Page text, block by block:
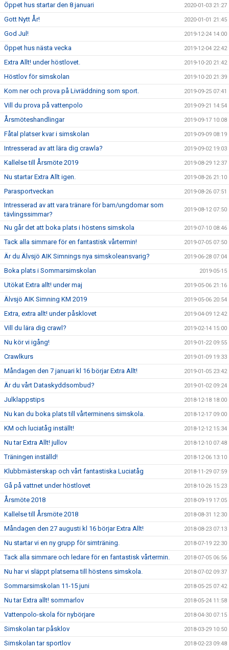
Öppet hus startar den 8 januari 2020-01-03 21:27
Gott Nytt År! 2020-01-01 21:45
God Jul! 2019-12-24 14:00
Öppet hus nästa vecka 2019-12-04 22:42
Extra Allt! under höstlovet. 2019-10-20 21:42
Höstlov för simskolan 2019-10-20 21:39
Kom ner och prova på Livräddning som sport. 2019-09-25 07:41
Vill du prova på vattenpolo 2019-09-21 14:54
Årsmöteshandlingar 2019-09-17 10:08
Fåtal platser kvar i simskolan 2019-09-09 08:19
Intresserad av att lära dig crawla? 2019-09-02 19:03
Kallelse till Årsmöte 2019 2019-08-29 12:37
Nu startar Extra Allt igen. 2019-08-26 21:10
Parasportveckan 2019-08-26 07:51
Intresserad av att vara tränare för barn/ungdomar som
tävlingssimmar?
2019-08-12 07:50
Nu går det att boka plats i höstens simskola 2019-07-10 08:46
Tack alla simmare för en fantastisk vårtermin! 2019-07-05 07:50
Är du Älvsjö AIK Simnings nya simskoleansvarig? 2019-06-28 07:04
Boka plats i Sommarsimskolan 2019-05-15
Utökat Extra allt! under maj 2019-05-06 21:16
Älvsjö AIK Simning KM 2019 2019-05-06 20:54
Extra, extra allt! under påsklovet 2019-04-09 12:42
Vill du lära dig crawl? 2019-02-14 15:00
Nu kör vi igång! 2019-01-22 09:55
Crawlkurs 2019-01-09 19:33
Måndagen den 7 januari kl 16 börjar Extra Allt! 2019-01-05 23:42
Är du vårt Dataskyddsombud? 2019-01-02 09:24
Julklappstips 2018-12-18 18:00
Nu kan du boka plats till vårterminens simskola. 2018-12-17 09:00
KM och luciatåg inställt! 2018-12-12 15:34
Nu tar Extra Allt! jullov 2018-12-10 07:48
Träningen inställd! 2018-12-06 13:10
Klubbmästerskap och vårt fantastiska Luciatåg 2018-11-29 07:59
Gå på vattnet under höstlovet 2018-10-26 15:23
Årsmöte 2018 2018-09-19 17:05
Kallelse till Årsmöte 2018 2018-08-31 12:30
Måndagen den 27 augusti kl 16 börjar Extra Allt! 2018-08-23 07:13
Nu startar vi en ny grupp för simträning. 2018-07-19 22:30
Tack alla simmare och ledare för en fantastisk vårtermin. 2018-07-05 06:56
Nu har vi släppt platserna till höstens simskola. 2018-07-02 09:37
Sommarsimskolan 11-15 juni 2018-05-25 07:42
Nu tar Extra allt! sommarlov 2018-05-24 11:58
Vattenpolo-skola för nybörjare 2018-04-30 07:15
Simskolan tar påsklov 2018-03-29 10:50
Simskolan tar sportlov 2018-02-23 09:48